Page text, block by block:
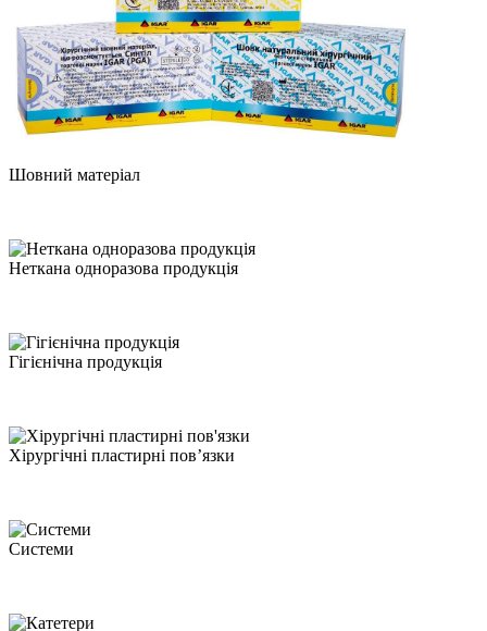
Шовний матеріал
Неткана одноразова продукція
Гігієнічна продукція
Хірургічні пластирні пов’язки
Системи